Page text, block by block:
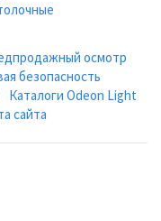
осмотр
безопасность
Каталоги Odeon Light
сайта